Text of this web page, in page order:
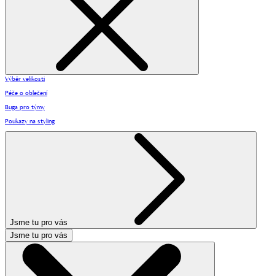
Výběr velikosti
Péče o oblečení
Buga pro týmy
Poukazy na styling
Jsme tu pro vás
Jsme tu pro vás